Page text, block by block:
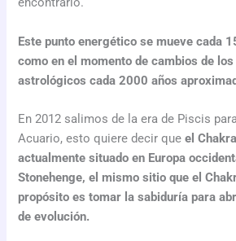
Este punto energético se mueve cada
como en el momento de cambios de
astrológicos cada 2000 años
En 2012 salimos de la era de Piscis
Acuario, esto quiere decir que el
actualmente situado en Europa
Stonehenge, el mismo sitio que el
propósito es tomar la sabiduría para
de evolución.